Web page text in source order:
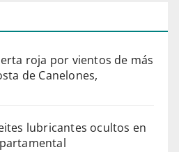
roja por vientos de más
de Canelones,
lubricantes ocultos en